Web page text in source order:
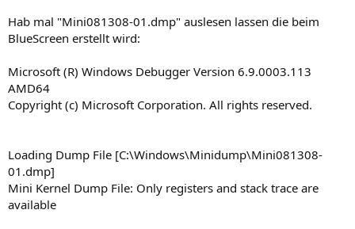
Hab mal "Mini081308-01.dmp" auslesen lassen die beim
BlueScreen erstellt wird:
Microsoft (R) Windows Debugger Version 6.9.0003.113
AMD64
Copyright (c) Microsoft Corporation. All rights reserved.
Loading Dump File [C:\Windows\Minidump\Mini081308-
01.dmp]
Mini Kernel Dump File: Only registers and stack trace are
available